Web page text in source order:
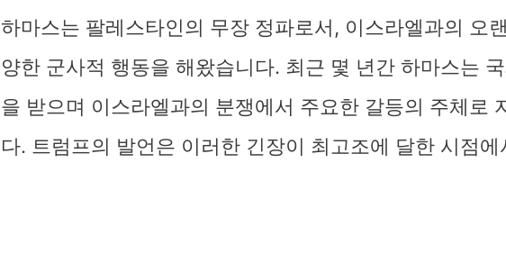
하마스는 팔레스타인의 무장 정파로서, 이스라엘과의 오
양한 군사적 행동을 해왔습니다. 최근 몇 년간 하마스는
을 받으며 이스라엘과의 분쟁에서 주요한 갈등의 주체로
다. 트럼프의 발언은 이러한 긴장이 최고조에 달한 시점